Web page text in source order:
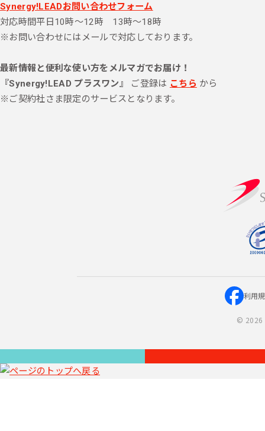
Synergy!LEADお問い合わせフォーム
対応時間平日10時～12時 13時～18時
※お問い合わせにはメールで対応しております。
最新情報と便利な使い方をメルマガでお届け！
『Synergy!LEAD プラスワン』
ご登録は こちら から
※ご契約社さま限定のサービスとなります。
利用
© 2026